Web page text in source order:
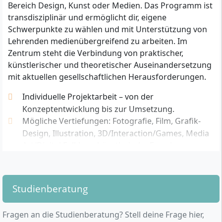
Zulassungsvoraussetzungen im Überblick
Abgeschlossenes Hochschulstudium: Erforderlich
ist ein Bachelorabschluss in einem
geisteswissenschaftlichen, künstlerisch-
gestalterischen oder MINT-Studiengang.
für die unmittelbare Zulassung ein Studium mit
mindestens 210 ECTS vorausgesetzt.
Bachelorabschluss mit 180 ECTS: Bewerbende mit
einem Bachelorabschluss und 180 ECTS müssen
Interesse und Kenntnisse im Bereich
zeitgenössischer Kunst, Design oder Film werden
Bereich Design, Kunst oder Medien. Das Programm ist
transdisziplinär und ermöglicht dir, eigene
Schwerpunkte zu wählen und mit Unterstützung von
Lehrenden medienübergreifend zu arbeiten. Im
Zentrum steht die Verbindung von praktischer,
künstlerischer und theoretischer Auseinandersetzung
mit aktuellen gesellschaftlichen Herausforderungen.
Individuelle Projektarbeit – von der
Konzeptentwicklung bis zur Umsetzung.
Mögliche Vertiefungen: Fotografie, Film, Grafik-
Design, Illustration, 3D/Interaction/Games, Media
Interdisziplinäre Zusammenarbeit mit
Studierenden aus unterschiedlichen
Fachbereichen.
Studienberatung
Fragen an die Studienberatung? Stell deine Frage hier,